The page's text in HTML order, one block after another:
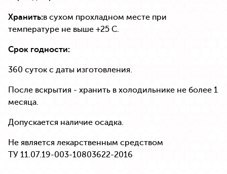
Хранить:в сухом прохладном месте при
температуре не выше +25 С.
Срок годности:
360 суток с даты изготовления.
После вскрытия - хранить в холодильнике не более 1
месяца.
Допускается наличие осадка.
Не является лекарственным средством
ТУ 11.07.19-003-10803622-2016